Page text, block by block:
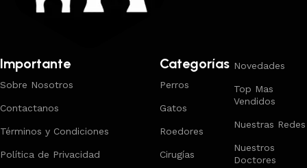
Importante
Sobre Nosotros
Contactanos
Términos y Condiciones
Política de Privacidad
Categorías
Perros
Gatos
Roedores
Cirugías
Novedades
Top Mas
Vendidos
Nuestras Redes
Nuestros
Doctores